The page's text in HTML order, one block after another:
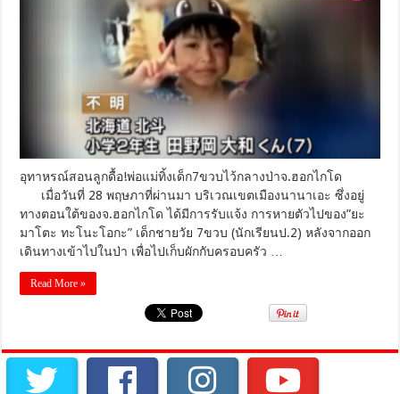
ดื้อ!
พ่อ
แม่
ทิ้ง
เด็ก7ขวบ
ไว้
กลาง
ป่าจ.ฮอกไกโด
อุทาหรณ์สอนลูกดื้อ!พ่อแม่ทิ้งเด็ก7ขวบไว้กลางป่าจ.ฮอกไกโด
เมื่อวันที่ 28 พฤษภาที่ผ่านมา บริเวณเขตเมืองนานาเอะ ซึ่งอยู่
ทางตอนใต้ของจ.ฮอกไกโด ได้มีการรับแจ้ง การหายตัวไปของ”ยะ
มาโตะ ทะโนะโอกะ” เด็กชายวัย 7ขวบ (นักเรียนป.2) หลังจากออก
เดินทางเข้าไปในป่า เพื่อไปเก็บผักกับครอบครัว …
Read More »